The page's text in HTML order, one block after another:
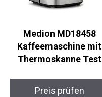
Medion MD18458
Kaffeemaschine mit
Thermoskanne Test
Preis prüfen